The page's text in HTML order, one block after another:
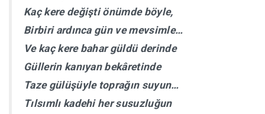
Kaç kere değişti önümde böyle,
Birbiri ardınca gün ve mevsimle…
Ve kaç kere bahar güldü derinde
Güllerin kanıyan bekâretinde
Taze gülüşüyle toprağın suyun…
Tılsımlı kadehi her susuzluğun